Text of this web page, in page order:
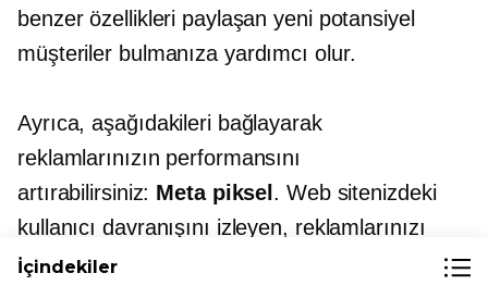
benzer özellikleri paylaşan yeni potansiyel
müşteriler bulmanıza yardımcı olur.
Ayrıca, aşağıdakileri bağlayarak
reklamlarınızın performansını
artırabilirsiniz: Meta piksel . Web sitenizdeki
kullanıcı davranışını izleyen, reklamlarınızı
optimize etmeniz ve onları daha iyi
İçindekiler